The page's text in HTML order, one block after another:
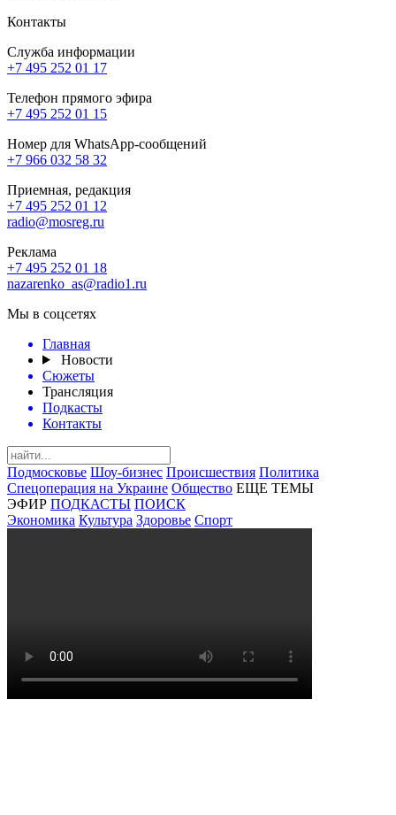
Контакты
Служба информации
+7 495 252 01 17
Телефон прямого эфира
+7 495 252 01 15
Номер для WhatsApp-сообщений
+7 966 032 58 32
Приемная, редакция
+7 495 252 01 12
radio@mosreg.ru
Реклама
+7 495 252 01 18
nazarenko_as@radio1.ru
Мы в соцсетях
Главная
Новости
Сюжеты
Трансляция
Подкасты
Контакты
Подмосковье Шоу-бизнес Происшествия Политика
Спецоперация на Украине Общество ЕЩЕ ТЕМЫ
ЭФИР ПОДКАСТЫ ПОИСК
Экономика Культура Здоровье Спорт